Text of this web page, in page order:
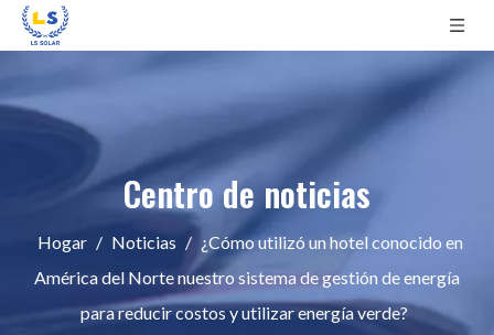
Centro de noticias
Hogar / Noticias / ¿Cómo utilizó un hotel conocido en
América del Norte nuestro sistema de gestión de energía
para reducir costos y utilizar energía verde?